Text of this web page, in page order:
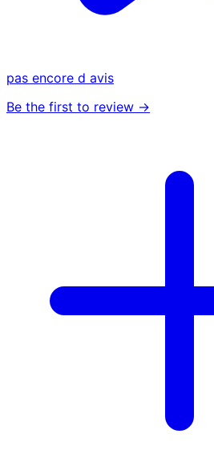
pas encore d avis
Be the first to review →